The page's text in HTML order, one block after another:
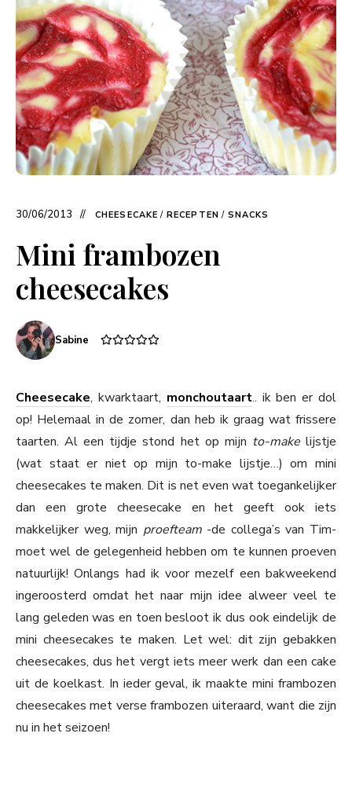
30/06/2013 CHEESECAKE / RECEPTEN / SNACKS
Mini frambozen
cheesecakes
Sabine
Cheesecake, kwarktaart, monchoutaart.. ik ben er dol
op! Helemaal in de zomer, dan heb ik graag wat frissere
taarten. Al een tijdje stond het op mijn to-makelijstje
(wat staat er niet op mijn to-make lijstje…) om mini
cheesecakes te maken. Dit is net even wat toegankelijker
dan een grote cheesecake en het geeft ook iets
makkelijker weg, mijn proefteam -de collega’s van Tim-
moet wel de gelegenheid hebben om te kunnen proeven
natuurlijk! Onlangs had ik voor mezelf een bakweekend
ingeroosterd omdat het naar mijn idee alweer veel te
lang geleden was en toen besloot ik dus ook eindelijk de
mini cheesecakes te maken. Let wel: dit zijn gebakken
cheesecakes, dus het vergt iets meer werk dan een cake
uit de koelkast. In ieder geval, ik maakte mini frambozen
cheesecakes met verse frambozen uiteraard, want die zijn
nu in het seizoen!